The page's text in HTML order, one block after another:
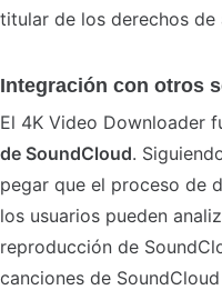
titular de los derechos
Integración con otros
El 4K Video Downloader
de SoundCloud.
pegar que el proceso de
los usuarios pueden
reproducción de
canciones de